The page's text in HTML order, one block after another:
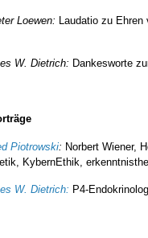
Loewen: Laudatio zu Ehren
W. Dietrich: Dankesworte
Piotrowski: Norbert Wiener,
KybernEthik,
W. Dietrich: P4-